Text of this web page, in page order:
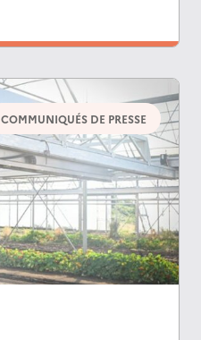
COMMUNIQUÉS DE PRESSE